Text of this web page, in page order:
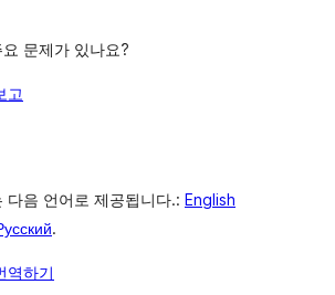
문제가 있나요?
고
다음 언어로 제공됩니다.: English
.
역하기